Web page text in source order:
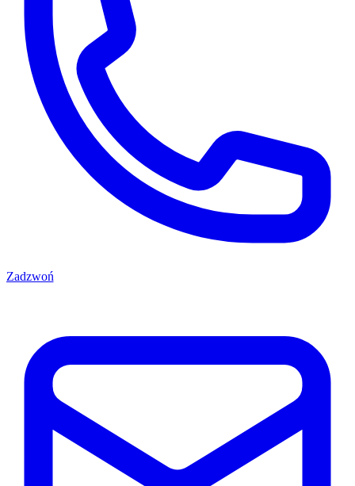
Zadzwoń